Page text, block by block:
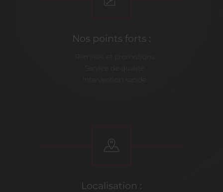
Nos points forts :
Remises et promotions
Service de qualité
Intervention rapide
Localisation :